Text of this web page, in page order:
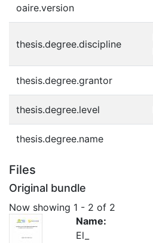
oaire.version
thesis.degree.discipline
thesis.degree.grantor
thesis.degree.level
thesis.degree.name
Files
Original bundle
Now showing 1 - 2 of 2
Name:
El_